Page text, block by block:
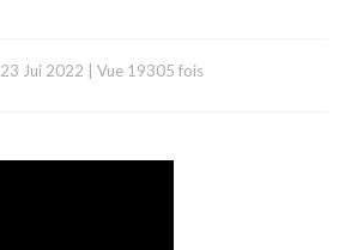
23 Jui 2022 Vue 19305 fois